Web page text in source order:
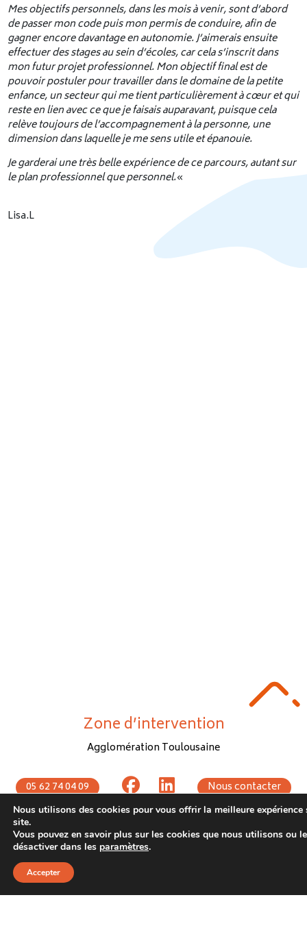
Mes objectifs personnels, dans les mois à venir, sont d’abord
de passer mon code puis mon permis de conduire, afin de
gagner encore davantage en autonomie. J’aimerais ensuite
effectuer des stages au sein d’écoles, car cela s’inscrit dans
mon futur projet professionnel. Mon objectif final est de
pouvoir postuler pour travailler dans le domaine de la petite
enfance, un secteur qui me tient particulièrement à cœur et qui
reste en lien avec ce que je faisais auparavant, puisque cela
relève toujours de l’accompagnement à la personne, une
dimension dans laquelle je me sens utile et épanouie.
Je garderai une très belle expérience de ce parcours, autant sur
le plan professionnel que personnel.«
Lisa.L
Zone d’intervention
Agglomération Toulousaine
05 62 74 04 09 Nous contacter
Siège social
1 rue de Provence 31770 COLOMIERS
©2023 La Passerelle | Tous droits réservés.
Nous utilisons des cookies pour vous offrir la meilleure expérience
site.
Vous pouvez en savoir plus sur les cookies que nous utilisons ou
désactiver dans les paramètres.
Accepter